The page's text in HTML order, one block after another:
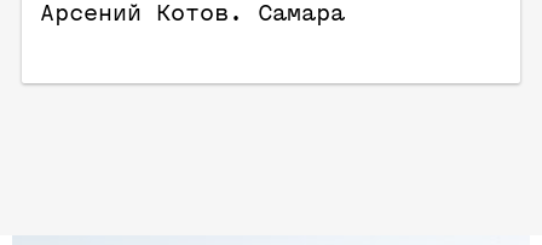
Арсений Котов. Самара